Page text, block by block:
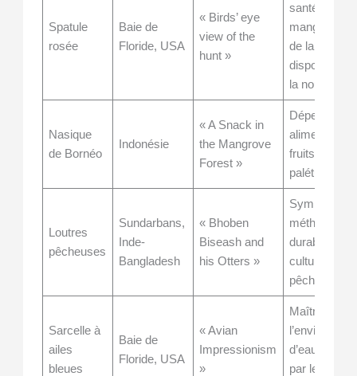
Spatule
rosée
Baie de
Floride, USA
« Birds’ eye
view of the
hunt »
santé des
mangroves
de la
disponibilité
la nourriture
Nasique
de Bornéo
Indonésie
« A Snack in
the Mangrove
Forest »
Dépendance
alimentaire
fruits de
palétuvier
Loutres
pêcheuses
Sundarbans,
Inde-
Bangladesh
« Bhoben
Biseash and
his Otters »
Symbole
méthode
durable et
culturelle de
pêche
Sarcelle à
ailes
bleues
Baie de
Floride, USA
« Avian
Impressionism
»
Maîtrise de
d’eau douce
par les